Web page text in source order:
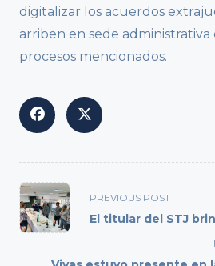
digitalizar los acuerdos
arriben en sede
procesos mencionados.
<span
class="nav-
subtitle
PREVIOUS POST
El titular del STJ